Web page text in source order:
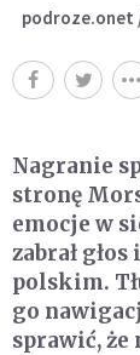
podroze.onet
Nagranie
stronę
emocje w
zabrał
polskim.
go
sprawić, że